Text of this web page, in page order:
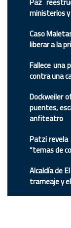
ministerios
Caso
liberar a la
Fallece una
contra una
Dockweiler
puentes,
anfiteatro
Patzi revela
“temas de
Alcaldía de
trameaje y